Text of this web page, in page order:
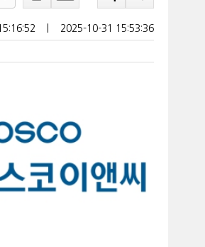
2025-10-31 15:53:36